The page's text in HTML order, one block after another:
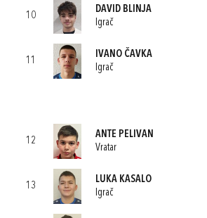
10
DAVID BLINJA
Igrač
11
IVANO ČAVKA
Igrač
12
ANTE PELIVAN
Vratar
13
LUKA KASALO
Igrač